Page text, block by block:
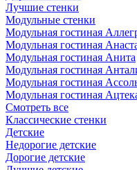
Лучшие стенки
Модульные стенки
Модульная гостиная
Модульная гостиная
Модульная гостиная Анита
Модульная гостиная
Модульная гостиная
Модульная гостиная
Смотреть все
Классические стенки
Детские
Недорогие детские
Дорогие детские